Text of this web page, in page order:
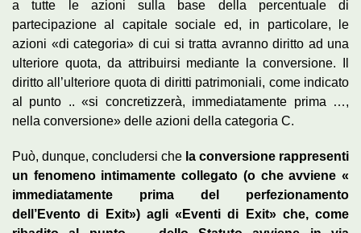
a tutte le azioni sulla base della percentuale di
partecipazione al capitale sociale ed, in particolare, le
azioni «di categoria» di cui si tratta avranno diritto ad una
ulteriore quota, da attribuirsi mediante la conversione. Il
diritto all’ulteriore quota di diritti patrimoniali, come indicato
al punto .. «si concretizzerà, immediatamente prima …,
nella conversione» delle azioni della categoria C.
Può, dunque, concludersi che la conversione rappresenti
un fenomeno intimamente collegato (o che avviene «
immediatamente prima del perfezionamento
dell’Evento di Exit») agli «Eventi di Exit» che, come